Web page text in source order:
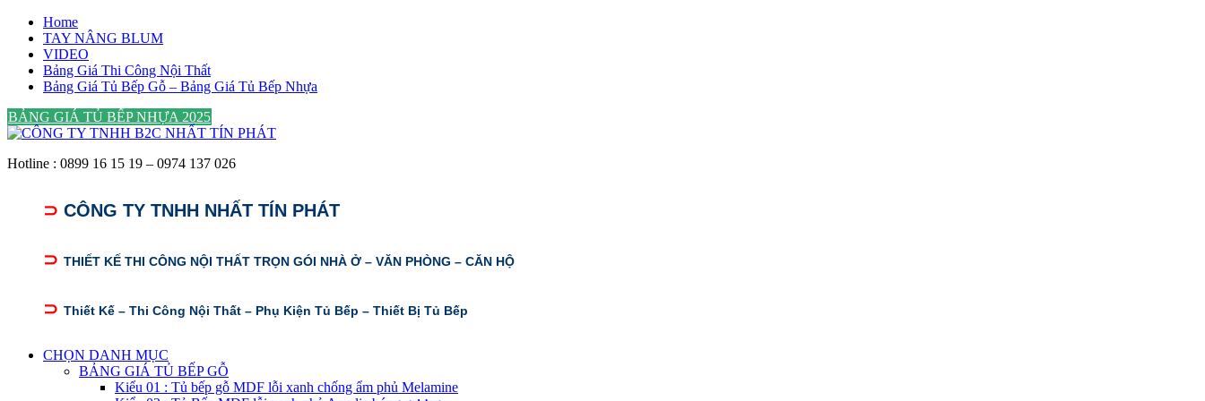
Skip
content
Home
TAY NÂNG BLUM
VIDEO
Bảng Giá Thi Công Nội Thất
Bảng Giá Tủ Bếp Gỗ – Bảng Giá Tủ Bếp Nhựa
BẢNG GIÁ TỦ BẾP NHỰA 2025
Hotline : 0899 16 15 19 – 0974 137 026
⊃ CÔNG TY TNHH NHẤT TÍN PHÁT
⊃ THIẾT KẾ THI CÔNG NỘI THẤT TRỌN GÓI NHÀ Ở – VĂN PHÒNG – CĂN HỘ
⊃ Thiết Kế – Thi Công Nội Thất – Phụ Kiện Tủ Bếp – Thiết Bị Tủ Bếp
CHỌN DANH MỤC
BẢNG GIÁ TỦ BẾP GỖ
Kiểu 01 : Tủ bếp gỗ MDF lỗi xanh chống ẩm phủ Melamine